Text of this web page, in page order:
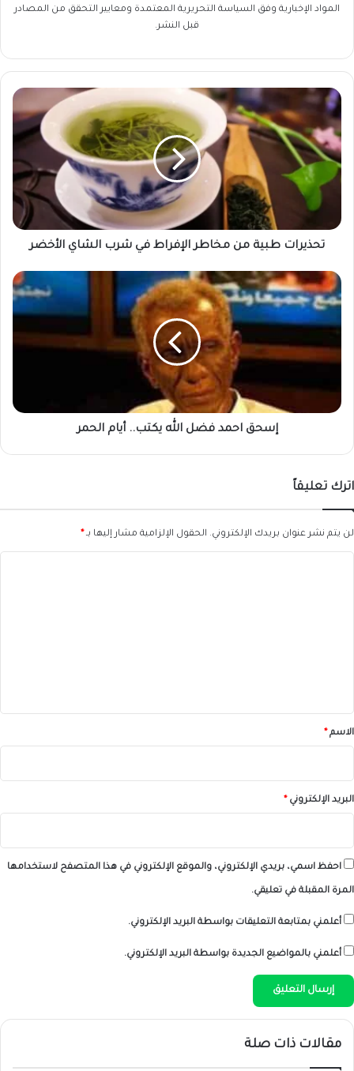
المواد الإخبارية وفق السياسة التحريرية المعتمدة ومعايير التحقق من المصادر
قبل النشر.
تحذيرات
طبية
من
مخاطر
الإفراط
في
الشاي
الأخضر
تحذيرات طبية من مخاطر الإفراط في شرب الشاي الأخضر
إسحق
احمد
فضل
الله
يكتب..
أيام
إسحق احمد فضل الله يكتب.. أيام الحمر
اترك تعليقاً
لن يتم نشر عنوان بريدك الإلكتروني. الحقول الإلزامية مشار إليها بـ *
*الاسم *
البريد الإلكتروني *
احفظ اسمي، بريدي الإلكتروني، والموقع الإلكتروني في هذا المتصفح لاستخدامها
المرة المقبلة في تعليقي.
أعلمني بمتابعة التعليقات بواسطة البريد الإلكتروني.
أعلمني بالمواضيع الجديدة بواسطة البريد الإلكتروني.
مقالات ذات صلة